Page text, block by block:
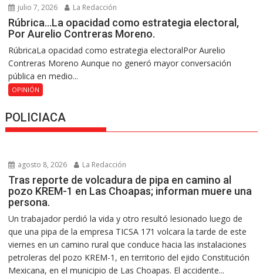
julio 7, 2026 La Redacción
Rúbrica…La opacidad como estrategia electoral,
Por Aurelio Contreras Moreno.
RúbricaLa opacidad como estrategia electoralPor Aurelio
Contreras Moreno Aunque no generó mayor conversación
pública en medio...
OPINIÓN
POLICIACA
agosto 8, 2026 La Redacción
Tras reporte de volcadura de pipa en camino al
pozo KREM-1 en Las Choapas; informan muere una
persona.
Un trabajador perdió la vida y otro resultó lesionado luego de
que una pipa de la empresa TICSA 171 volcara la tarde de este
viernes en un camino rural que conduce hacia las instalaciones
petroleras del pozo KREM-1, en territorio del ejido Constitución
Mexicana, en el municipio de Las Choapas. El accidente...